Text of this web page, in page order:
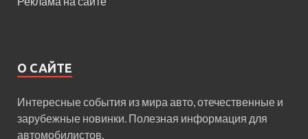
О САЙТЕ
Интересные события из мира авто, отечественные и
зарубежные новинки. Полезная информация для
автомобилистов.